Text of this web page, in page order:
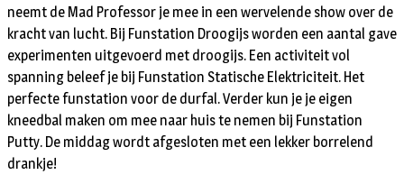
neemt de Mad Professor je mee in een wervelende show over de
kracht van lucht. Bij Funstation Droogijs worden een aantal gave
experimenten uitgevoerd met droogijs. Een activiteit vol
spanning beleef je bij Funstation Statische Elektriciteit. Het
perfecte funstation voor de durfal. Verder kun je je eigen
kneedbal maken om mee naar huis te nemen bij Funstation
Putty. De middag wordt afgesloten met een lekker borrelend
drankje!